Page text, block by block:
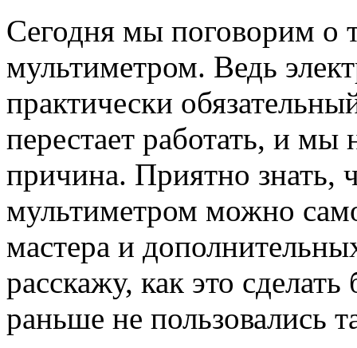
Сегодня мы поговорим о
мультиметром. Ведь
практически
перестает работать, и
причина. Приятно знать,
мультиметром можно
мастера и
расскажу, как это
раньше не пользовались